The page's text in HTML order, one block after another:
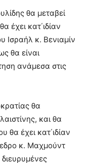
θα μεταβεί
έχει κατ΄ιδίαν
Ισραήλ κ. Βενιαμίν
θα είναι
ανάμεσα στις
θα
και θα
θα έχει κατ΄ιδίαν
κ. Μαχμούντ